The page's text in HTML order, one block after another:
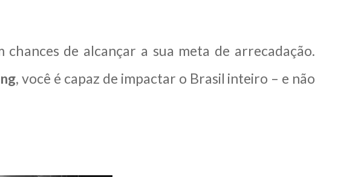
de alcançar a sua meta de arrecadação.
, você é capaz de impactar o Brasil inteiro – e não